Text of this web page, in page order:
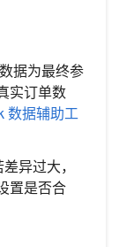
据为最终参
实订单数
数据辅助工
异过大，
置是否合